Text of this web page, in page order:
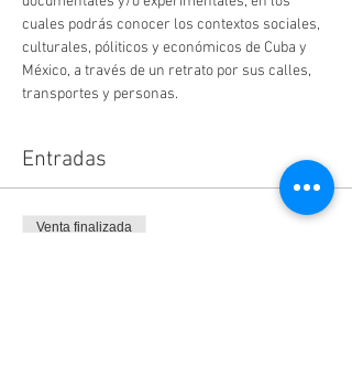
cuales podrás conocer los contextos sociales,
culturales, póliticos y económicos de Cuba y
México, a través de un retrato por sus calles,
transportes y personas.
Entradas
Venta finalizada